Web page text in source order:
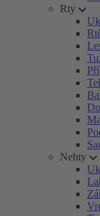
Rty
Nehty